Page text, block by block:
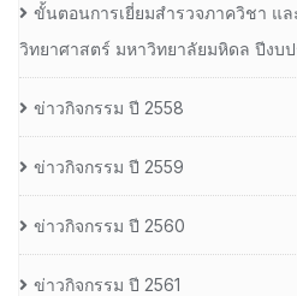
ขั้นตอนการเยี่ยมสำรวจภาควิชา แ
วิทยาศาสตร์ มหาวิทยาลัยมหิดล ปีงบ
ข่าวกิจกรรม ปี 2558
ข่าวกิจกรรม ปี 2559
ข่าวกิจกรรม ปี 2560
ข่าวกิจกรรม ปี 2561